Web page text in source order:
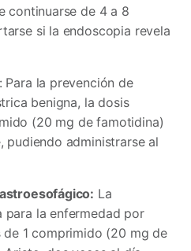
continuarse de 4 a 8
si la endoscopia revela
Para la prevención de
benigna, la dosis
(20 mg de famotidina)
pudiendo administrarse al
La
la enfermedad por
1 comprimido (20 mg de